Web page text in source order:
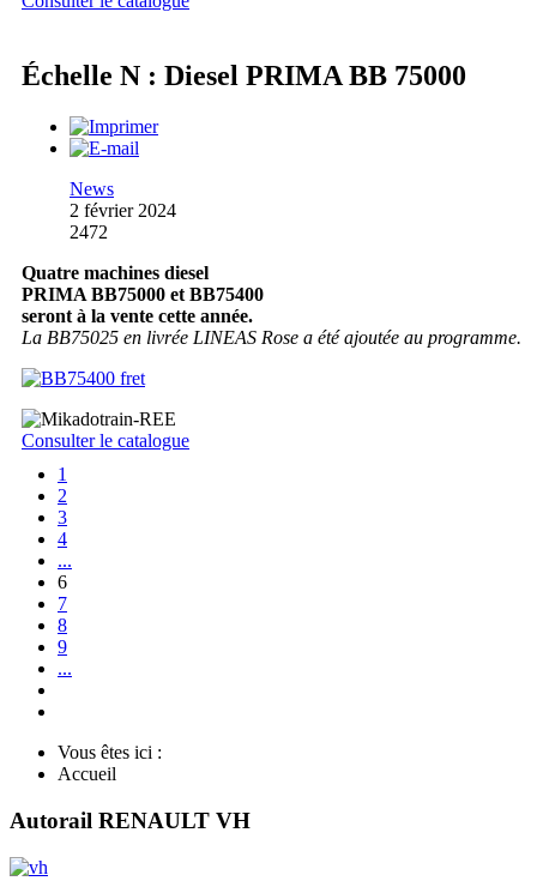
Échelle N : Diesel PRIMA BB 75000
News
2 février 2024
2472
Quatre machines diesel
PRIMA BB75000 et BB75400
seront à la vente cette année.
La BB75025 en livrée LINEAS Rose a été ajoutée au programme.
Consulter le catalogue
1
2
3
4
...
6
7
8
9
...
Vous êtes ici :
Accueil
Autorail RENAULT VH